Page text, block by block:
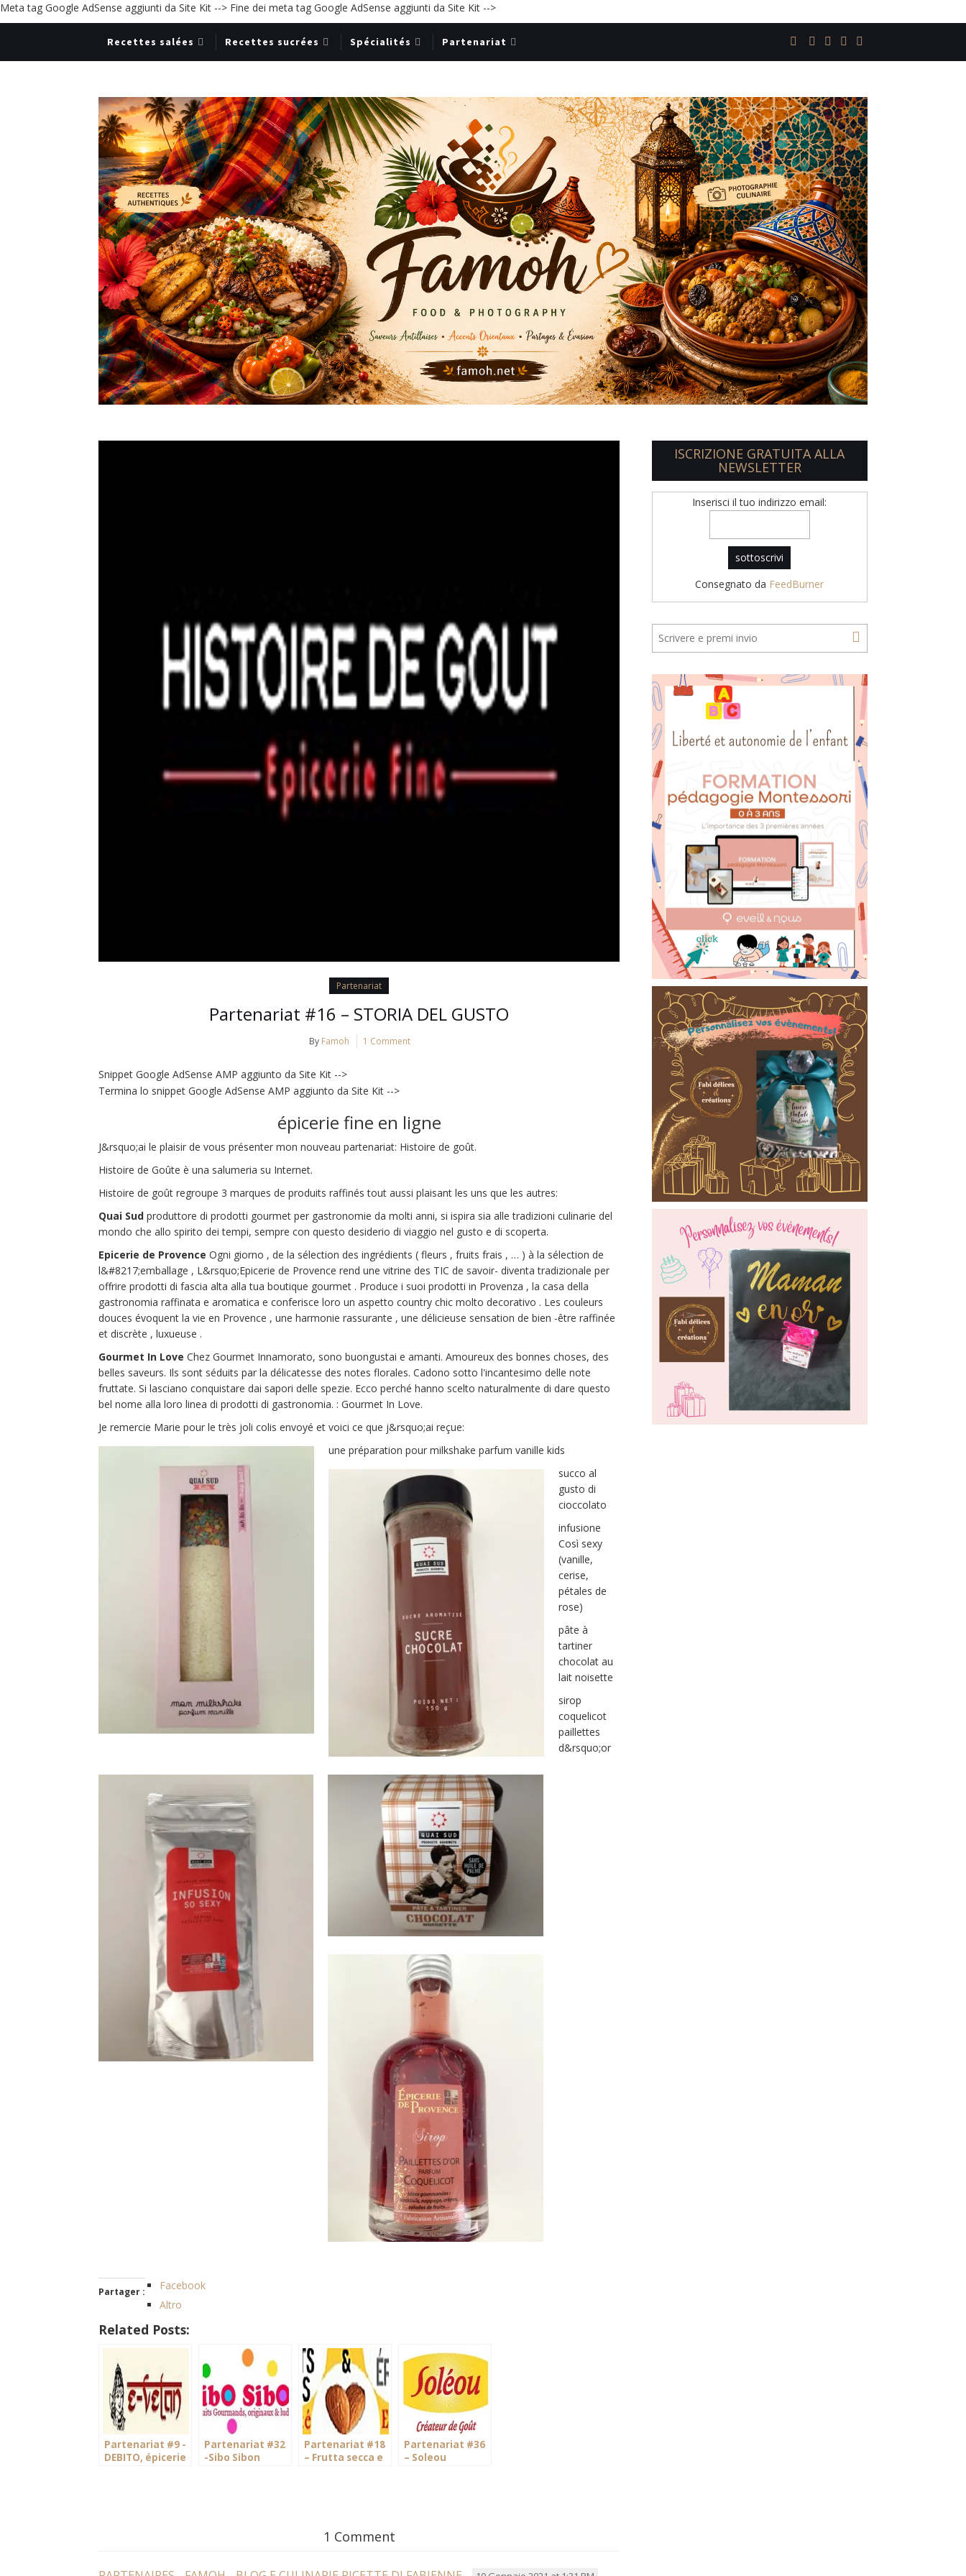
Meta tag Google AdSense aggiunti da Site Kit --> Fine dei meta tag Google AdSense aggiunti da Site Kit -->
Recettes salées Recettes sucrées Spécialités Partenariat
Partenariat
Partenariat #16 – STORIA DEL GUSTO
By Famoh 1 Comment
Snippet Google AdSense AMP aggiunto da Site Kit -->
Termina lo snippet Google AdSense AMP aggiunto da Site Kit -->
épicerie fine en ligne
J&rsquo;ai le plaisir de vous présenter mon nouveau partenariat: Histoire de goût.
Histoire de Goûte è una salumeria su Internet.
Histoire de goût regroupe 3 marques de produits raffinés tout aussi plaisant les uns que les autres:
Quai Sud produttore di prodotti gourmet per gastronomie da molti anni, si ispira sia alle tradizioni culinarie del
mondo che allo spirito dei tempi, sempre con questo desiderio di viaggio nel gusto e di scoperta.
Epicerie de Provence Ogni giorno , de la sélection des ingrédients ( fleurs , fruits frais , … ) à la sélection de
l&#8217;emballage , L&rsquo;Epicerie de Provence rend une vitrine des TIC de savoir- diventa tradizionale per
offrire prodotti di fascia alta alla tua boutique gourmet . Produce i suoi prodotti in Provenza , la casa della
gastronomia raffinata e aromatica e conferisce loro un aspetto country chic molto decorativo . Les couleurs
douces évoquent la vie en Provence , une harmonie rassurante , une délicieuse sensation de bien -être raffinée
et discrète , luxueuse .
Gourmet In Love Chez Gourmet Innamorato, sono buongustai e amanti. Amoureux des bonnes choses, des
belles saveurs. Ils sont séduits par la délicatesse des notes florales. Cadono sotto l'incantesimo delle note
fruttate. Si lasciano conquistare dai sapori delle spezie. Ecco perché hanno scelto naturalmente di dare questo
bel nome alla loro linea di prodotti di gastronomia. : Gourmet In Love.
Je remercie Marie pour le très joli colis envoyé et voici ce que j&rsquo;ai reçue:
une préparation pour milkshake parfum vanille kids
succo al
gusto di
cioccolato
infusione
Così sexy
(vanille,
cerise,
pétales de
rose)
pâte à
tartiner
chocolat au
lait noisette
sirop
coquelicot
paillettes
d&rsquo;or
Partager :
Facebook
Altro
Related Posts:
Partenariat #9 -
DEBITO, épicerie
Partenariat #32
-Sibo Sibon
Partenariat #18
– Frutta secca e
Partenariat #36
– Soleou
1 Comment
ISCRIZIONE GRATUITA ALLA
NEWSLETTER
Inserisci il tuo indirizzo email:
Consegnato da FeedBurner